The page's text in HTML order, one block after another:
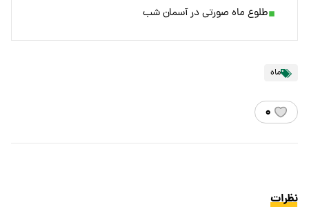
طلوع ماه صورتی در آسمان شب
ماه
۰
نظرات